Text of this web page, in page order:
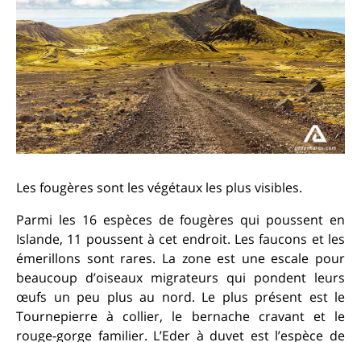
Les fougères sont les végétaux les plus visibles.
Parmi les 16 espèces de fougères qui poussent en
Islande, 11 poussent à cet endroit. Les faucons et les
émerillons sont rares. La zone est une escale pour
beaucoup d’oiseaux migrateurs qui pondent leurs
œufs un peu plus au nord. Le plus présent est le
Tournepierre à collier, le bernache cravant et le
rouge-gorge familier. L’Eder à duvet est l’espèce de